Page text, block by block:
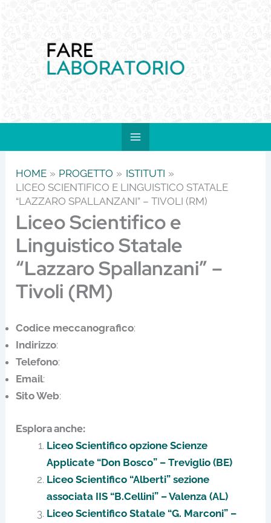
contenuto
HOME PROGETTO
ISTITUTI
LICEO SCIENTIFICO E LINGUISTICO STATALE
“LAZZARO SPALLANZANI” – TIVOLI (RM)
Liceo Scientifico e
Linguistico Statale
“Lazzaro Spallanzani” –
Tivoli (RM)
Codice meccanografico:
Indirizzo:
Telefono:
Email:
Sito Web:
Esplora anche:
Liceo Scientifico opzione Scienze
Applicate “Don Bosco” – Treviglio (BE)
Liceo Scientifico “Alberti” sezione
associata IIS “B.Cellini” – Valenza (AL)
Liceo Scientifico Statale “G. Marconi” –